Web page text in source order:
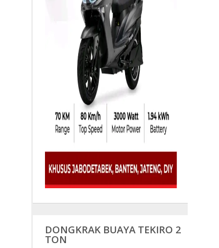
DONGKRAK BUAYA TEKIRO 2
TON